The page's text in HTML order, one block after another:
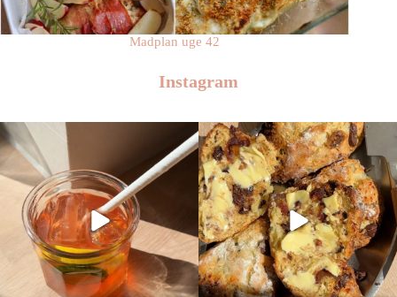
Madplan uge 42
Instagram